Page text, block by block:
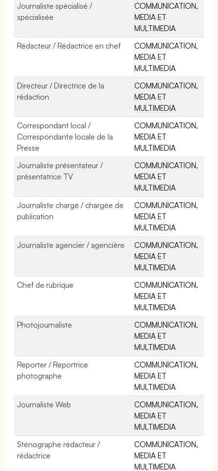
Journaliste spécialisé /
spécialisée
COMMUNICATION,
MEDIA ET
MULTIMEDIA
Rédacteur / Rédactrice en chef
COMMUNICATION,
MEDIA ET
MULTIMEDIA
Directeur / Directrice de la
rédaction
COMMUNICATION,
MEDIA ET
MULTIMEDIA
Correspondant local /
Correspondante locale de la
Presse
COMMUNICATION,
MEDIA ET
MULTIMEDIA
Journaliste présentateur /
présentatrice TV
COMMUNICATION,
MEDIA ET
MULTIMEDIA
Journaliste chargé / chargée de
publication
COMMUNICATION,
MEDIA ET
MULTIMEDIA
Journaliste agencier / agencière
COMMUNICATION,
MEDIA ET
MULTIMEDIA
Chef de rubrique
COMMUNICATION,
MEDIA ET
MULTIMEDIA
Photojournaliste
COMMUNICATION,
MEDIA ET
MULTIMEDIA
Reporter / Reportrice
photographe
COMMUNICATION,
MEDIA ET
MULTIMEDIA
Journaliste Web
COMMUNICATION,
MEDIA ET
MULTIMEDIA
Sténographe rédacteur /
rédactrice
COMMUNICATION,
MEDIA ET
MULTIMEDIA